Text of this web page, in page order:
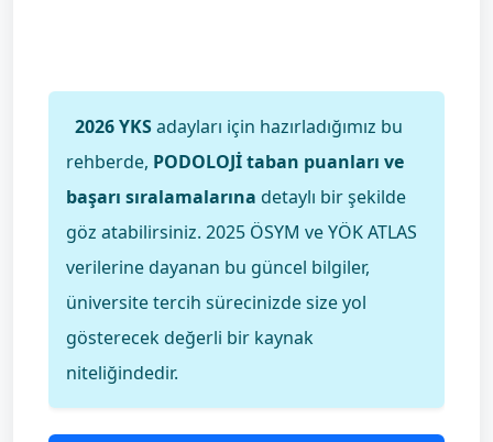
2026 YKSadayları için hazırladığımız bu
rehberde, PODOLOJİ taban puanları ve
başarı sıralamalarına detaylı bir şekilde
göz atabilirsiniz. 2025 ÖSYM ve YÖK ATLAS
verilerine dayanan bu güncel bilgiler,
üniversite tercih sürecinizde size yol
gösterecek değerli bir kaynak
niteliğindedir.